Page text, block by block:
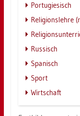
Por­tu­gie­sisch
Re­li­gi­ons­leh­re
Rus­sisch
Spa­nisch
Sport
Wirt­schaft